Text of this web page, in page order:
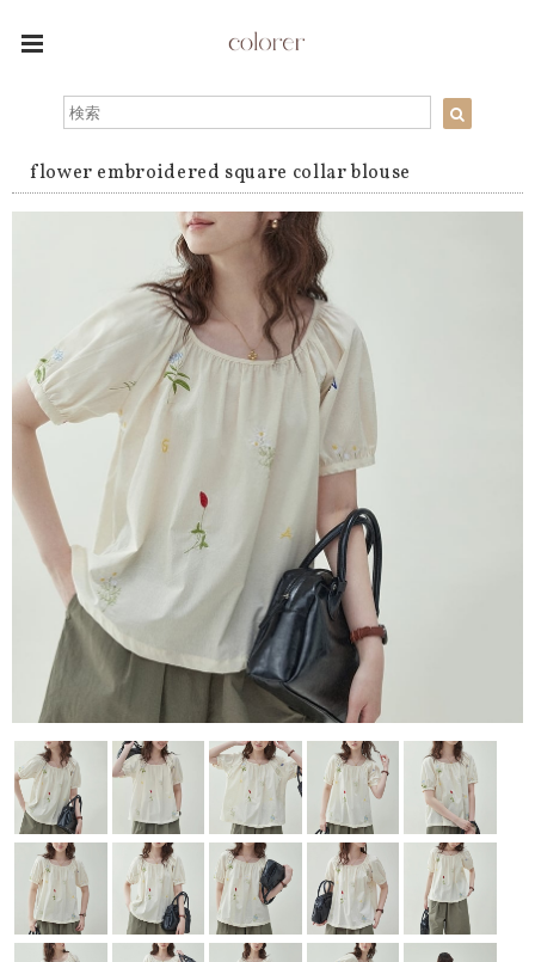
flower embroidered square collar blouse